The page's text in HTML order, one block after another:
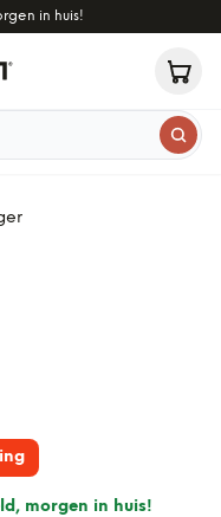
in huis!
morgen in huis!